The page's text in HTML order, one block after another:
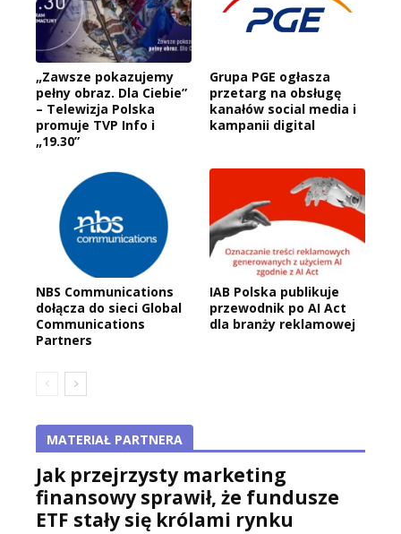
„Zawsze pokazujemy
pełny obraz. Dla Ciebie”
– Telewizja Polska
promuje TVP Info i
„19.30”
Grupa PGE ogłasza
przetarg na obsługę
kanałów social media i
kampanii digital
NBS Communications
dołącza do sieci Global
Communications
Partners
IAB Polska publikuje
przewodnik po AI Act
dla branży reklamowej
MATERIAŁ PARTNERA
Jak przejrzysty marketing
finansowy sprawił, że fundusze
ETF stały się królami rynku